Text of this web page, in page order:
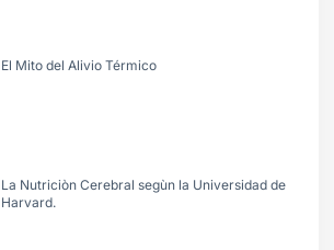
El Mito del Alivio Térmico
La Nutriciòn Cerebral segùn la Universidad de
Harvard.